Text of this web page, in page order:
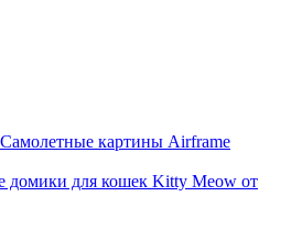
картины Airframe
домики для кошек Kitty Meow от